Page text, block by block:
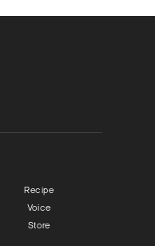
Recipe
Voice
Store